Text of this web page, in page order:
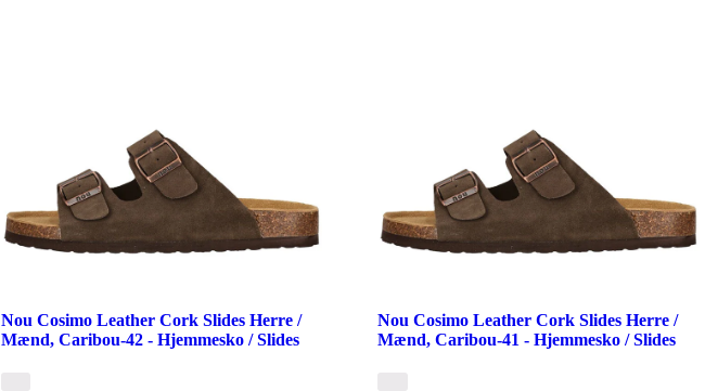
Nou Cosimo Leather Cork Slides Herre /
Mænd, Caribou-42 - Hjemmesko / Slides
Nou Cosimo Leather Cork Slides Herre /
Mænd, Caribou-41 - Hjemmesko / Slides